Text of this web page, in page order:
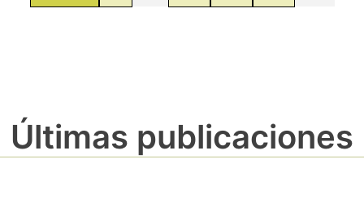
Últimas publicaciones